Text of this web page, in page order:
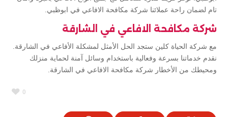
تام لضمان راحة عملائنا شركة مكافحة الافاعي في ابوظبي.
شركة مكافحة الافاعي في الشارقة
مع شركة الحياة كلين ستجد الحل الأمثل لمشكلة الأفاعي في الشارقة.
نقدم خدماتنا بسرعة وفعالية باستخدام وسائل آمنة لحماية منزلك
ومحيطك من الأخطار شركة مكافحة الافاعي في الشارقة.
0